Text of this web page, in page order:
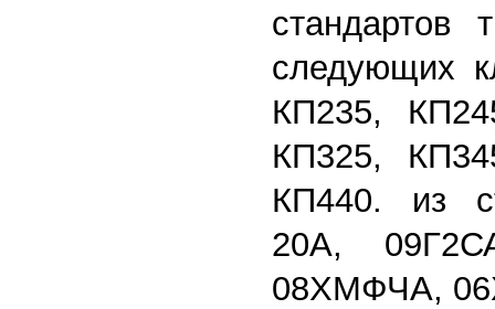
стандартов
следующих
КП235,
КП325,
КП440. из
20А,
08ХМФЧА,